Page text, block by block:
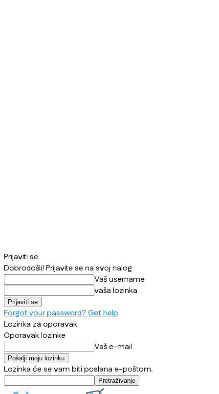
Prijaviti se
Dobrodošli! Prijavite se na svoj nalog
Vaš username
vaša lozinka
Forgot your password? Get help
Lozinka za oporavak
Oporavak lozinke
Vaš e-mail
Lozinka će se vam biti poslana e-poštom.